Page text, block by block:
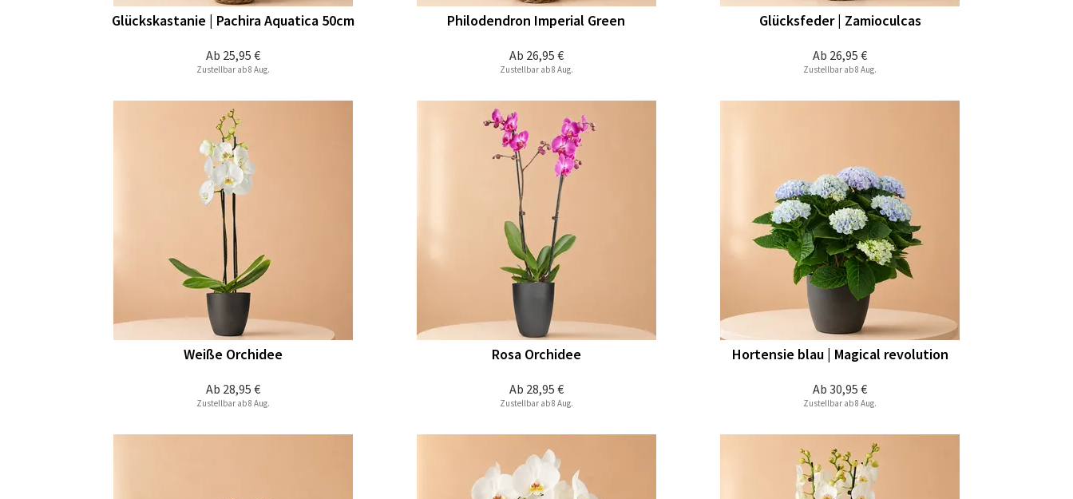
Ab 25,95 €
Glückskastanie | Pachira Aquatica 50cm
Zustellbar ab 8 Aug.
Ab 26,95 €
Philodendron Imperial Green
Zustellbar ab 8 Aug.
Ab 26,95 €
Glücksfeder | Zamioculcas
Zustellbar ab 8 Aug.
Ab 28,95 €
Weiße Orchidee
Zustellbar ab 8 Aug.
Ab 28,95 €
Rosa Orchidee
Zustellbar ab 8 Aug.
Ab 30,95 €
Hortensie blau | Magical revolution
Zustellbar ab 8 Aug.